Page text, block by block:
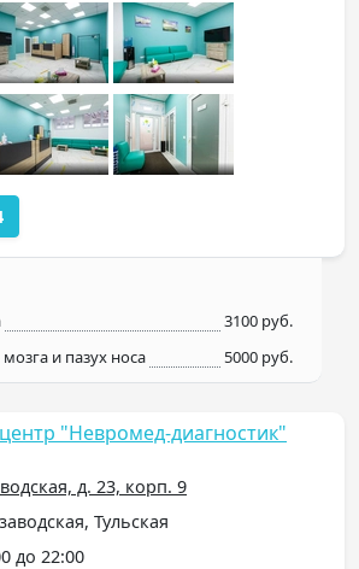
3100 руб.
и пазух носа
5000 руб.
"Невромед-диагностик"
д. 23, корп. 9
Тульская
до 22:00